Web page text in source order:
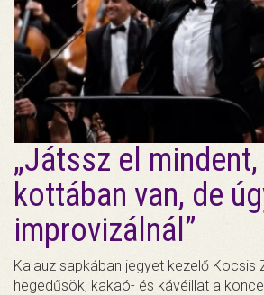
„Játssz el
kottában van, de
improvizálnál”
Kalauz sapkában jegyet kezelő Kocsis
hegedűsök, kakaó- és kávéillat a